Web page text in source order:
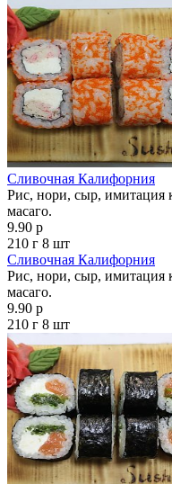
Сливочная Калифорния
Рис, нори, сыр, имитация
масаго.
9.90 р
210 г 8 шт
Сливочная Калифорния
Рис, нори, сыр, имитация
масаго.
9.90 р
210 г 8 шт